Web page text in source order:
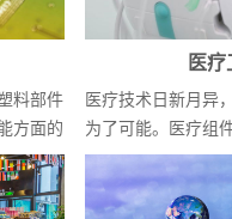
料部件
方面的
医
医疗技术日新月异
为了可能。医疗组
此期间扮...